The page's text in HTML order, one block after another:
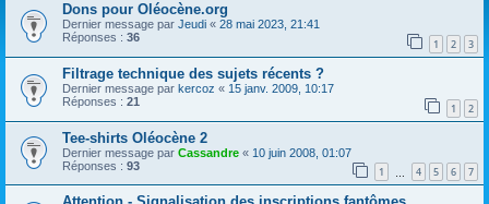
Dons pour Oléocène.org
Dernier message par Jeudi « 28 mai 2023, 21:41
Réponses : 36 1 2 3
Filtrage technique des sujets récents ?
Dernier message par kercoz « 15 janv. 2009, 10:17
Réponses : 21 1 2
Tee-shirts Oléocène 2
Dernier message par Cassandre « 10 juin 2008, 01:07
Réponses : 93 1 4 5 6 7